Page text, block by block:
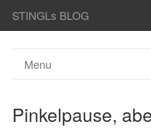
STINGLs BLOG
Menu
Pinkelpause,